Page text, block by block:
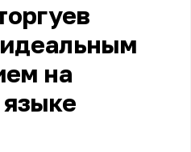
на